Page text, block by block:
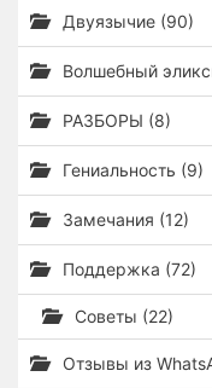
Двуязычие (90)
Волшебный
РАЗБОРЫ (8)
Гениальность (9)
Замечания (12)
Поддержка (72)
Советы (22)
Отзывы из